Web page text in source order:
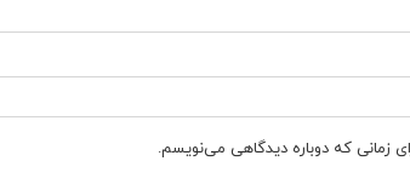
زمانی که دوباره دیدگاهی می‌نویسم.